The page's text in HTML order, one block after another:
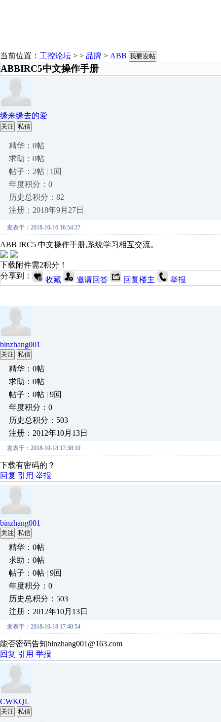
当前位置： 工控论坛 > > 品牌 > ABB 我要发帖
ABBIRC5中文操作手册
缘来缘去的爱
关注 私信
精华：0帖
求助：0帖
帖子：2帖 | 1回
年度积分：0
历史总积分：82
注册：2018年9月27日
发表于：2018-10-16 16:54:27
ABB IRC5 中文操作手册,系统学习相互交流。
下载附件需2积分！
分享到：
收藏 邀请回答 回复楼主 举报
binzhang001
关注 私信
精华：0帖
求助：0帖
帖子：0帖 | 9回
年度积分：0
历史总积分：503
注册：2012年10月13日
发表于：2018-10-18 17:38:10
下载有密码的？
回复 引用 举报
binzhang001
关注 私信
精华：0帖
求助：0帖
帖子：0帖 | 9回
年度积分：0
历史总积分：503
注册：2012年10月13日
发表于：2018-10-18 17:40:54
能否密码告知binzhang001@163.com
回复 引用 举报
CWKQL
关注 私信